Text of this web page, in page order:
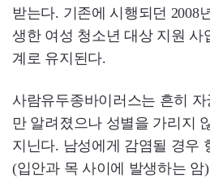
받는다. 기존에 시행되던 2008
생한 여성 청소년 대상 지원 사
계로 유지된다.
사람유두종바이러스는 흔히
만 알려졌으나 성별을 가리지
지닌다. 남성에게 감염될 경우
(입안과 목 사이에 발생하는 암